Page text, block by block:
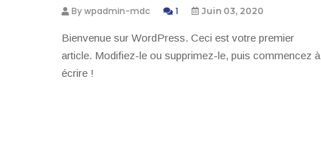
Bywpadmin-mdc 1 Juin 03, 2020
Bienvenue sur WordPress. Ceci est votre premier
article. Modifiez-le ou supprimez-le, puis commencez à
écrire !